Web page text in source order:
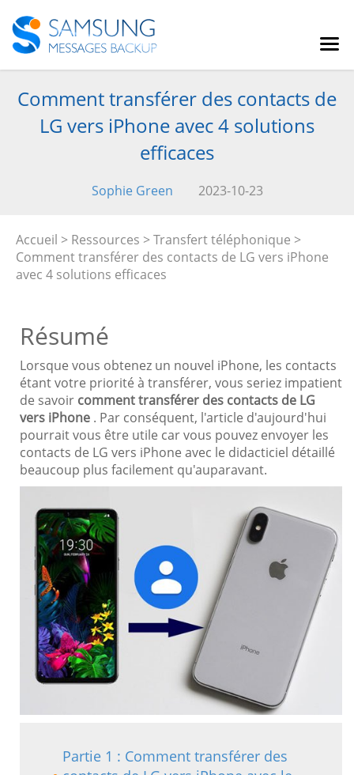
Comment transférer des contacts de
LG vers iPhone avec 4 solutions
efficaces
Sophie Green 2023-10-23
Accueil > Ressources >Transfert téléphonique >
Comment transférer des contacts de LG vers iPhone
avec 4 solutions efficaces
Résumé
Lorsque vous obtenez un nouvel iPhone, les contacts
étant votre priorité à transférer, vous seriez impatient
de savoir comment transférer des contacts de LG
vers iPhone . Par conséquent, l'article d'aujourd'hui
pourrait vous être utile car vous pouvez envoyer les
contacts de LG vers iPhone avec le didacticiel détaillé
beaucoup plus facilement qu'auparavant.
Partie 1 : Comment transférer des